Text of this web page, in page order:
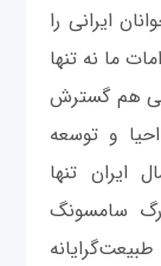
ایرانی را
ما نه تنها
هم گسترش
و توسعه
تنها
سامسونگ